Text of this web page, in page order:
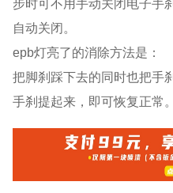
步时可不用手动关闭电子手
自动关闭。
epb灯亮了的消除方法是：
把脚刹踩下去的同时也把手
手刹提起来，即可恢复正常。